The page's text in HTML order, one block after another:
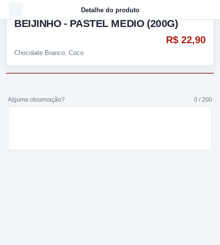
Detalhe do produto
BEIJINHO - PASTEL MÉDIO (200G)
Chocolate Branco, Coco
R$ 22,90
Alguma observação? 0 / 200